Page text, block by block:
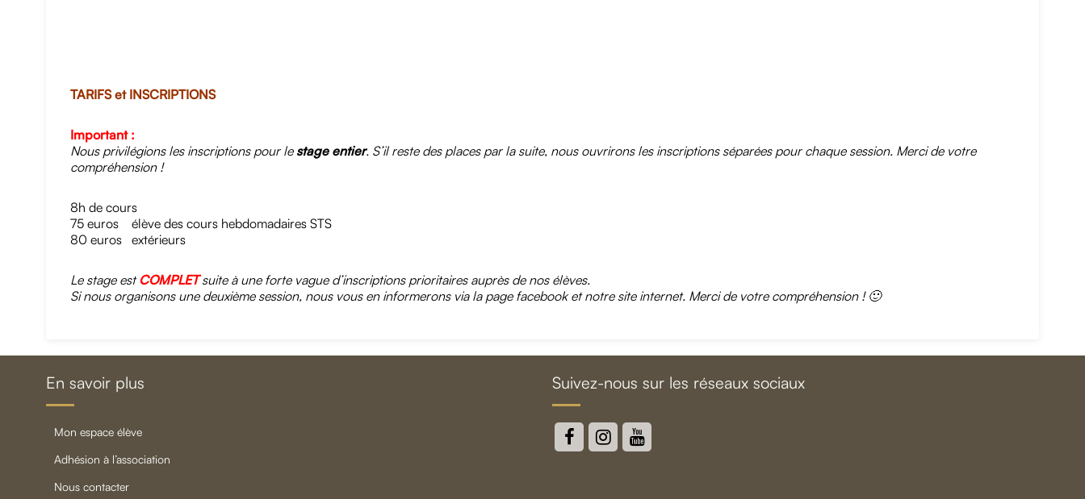
TARIFS et INSCRIPTIONS
Important :
Nous privilégions les inscriptions pour le stage entier. S’il reste des places par la suite, nous ouvrirons les inscriptions séparées pour chaque session. Merci de votre
compréhension !
8h de cours
75 euros élève des cours hebdomadaires STS
80 euros extérieurs
Le stage est COMPLETsuite à une forte vague d’inscriptions prioritaires auprès de nos élèves.
Si nous organisons une deuxième session, nous vous en informerons via la page facebook et notre site internet. Merci de votre compréhension ! 🙂
En savoir plus
mon espace élève
adhésion à l’association
nous contacter
Suivez-nous sur les réseaux sociaux